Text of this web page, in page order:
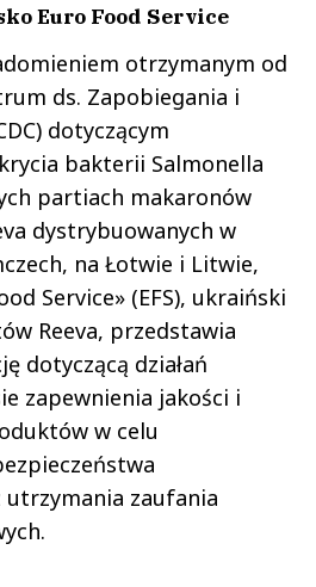
Euro Food Service
otrzymanym od
ds. Zapobiegania i
dotyczącym
bakterii Salmonella
partiach makaronów
dystrybuowanych w
na Łotwie i Litwie,
Service» (EFS), ukraiński
Reeva, przedstawia
dotyczącą działań
zapewnienia jakości i
w celu
zaufania